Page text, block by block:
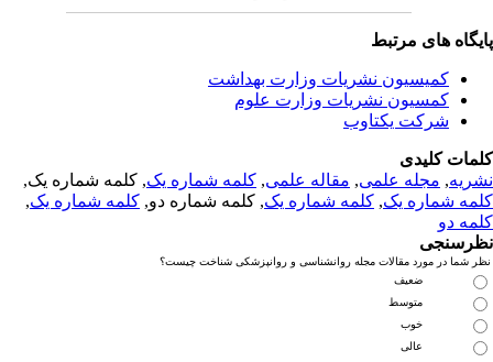
های مرتبط
کمیسیون نشریات وزارت بهداشت
کمسیون نشریات وزارت علوم
شرکت یکتاوب
کلیدی
,مجله علمی, مقاله علمی, کلمه شماره یک, کلمه شماره یک,
شماره یک,کلمه شماره یک, کلمه شماره دو,کلمه شماره یک,
دو
شما در مورد مقالات مجله روانشناسی و روانپزشکی شناخت چیست؟
ضعیف
متوسط
خوب
عالی